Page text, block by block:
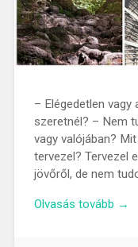
– Elégedetlen vagy
szeretnél? – Nem
vagy valójában?
tervezel? Tervezel
jövőről, de nem
Olvasás tovább →